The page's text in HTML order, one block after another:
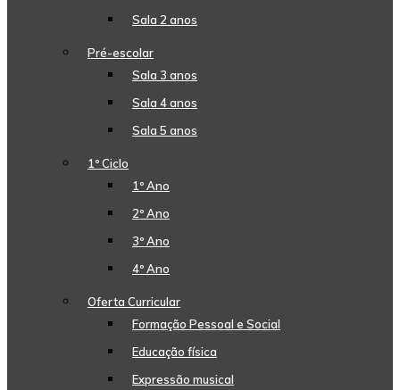
Sala 2 anos
Pré-escolar
Sala 3 anos
Sala 4 anos
Sala 5 anos
1º Ciclo
1º Ano
2º Ano
3º Ano
4º Ano
Oferta Curricular
Formação Pessoal e Social
Educação física
Expressão musical